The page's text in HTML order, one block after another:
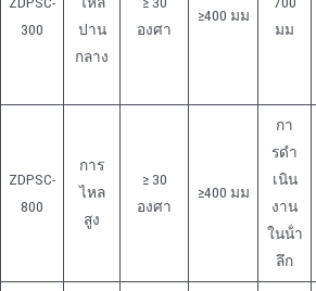
300
ปาน
กลาง
องศา
≥400 มม
มม
ZDPSC-
800
การ
ไหล
สูง
≥ 30
องศา
≥400 มม
กา
รดํา
เนิน
งาน
ในน้ํา
ลึก